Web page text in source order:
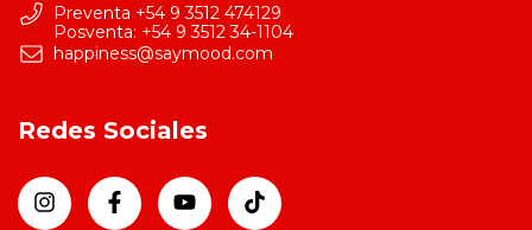
Preventa +54 9 3512 474129
happiness@saymood.com
Redes Sociales